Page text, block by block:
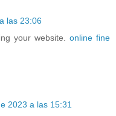
las 23:06
your website. online fine
2023 a las 15:31